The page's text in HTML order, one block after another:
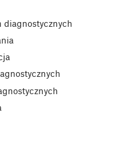
diagnostycznych